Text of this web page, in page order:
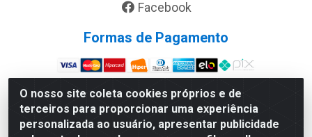
O nosso site coleta cookies próprios e de
terceiros para proporcionar uma experiência
personalizada ao usuário, apresentar publicidade
Facebook
Formas de Pagamento
Site Seguro